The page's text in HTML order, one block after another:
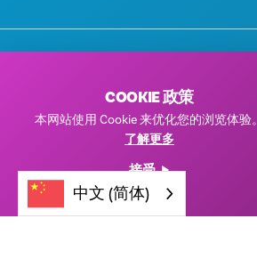
COOKIE 政策
本网站使用 Cookie 来优化您的浏览体验。
了解更多
接受
中文 (简体)